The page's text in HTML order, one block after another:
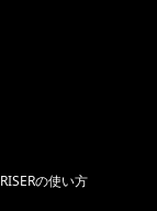
RISERの使い方